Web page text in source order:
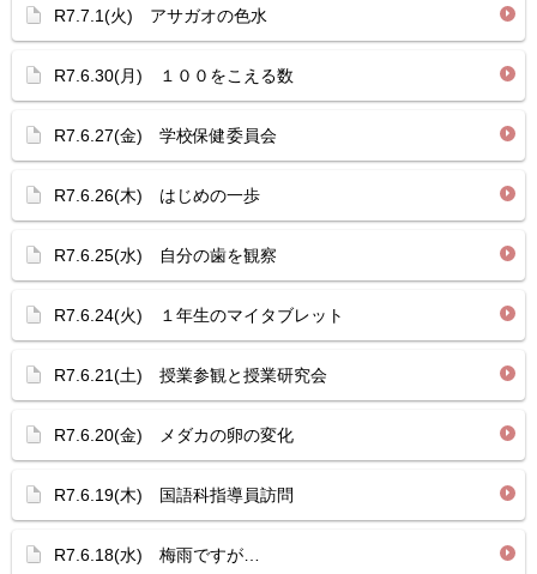
R7.7.1(火) アサガオの色水
R7.6.30(月) １００をこえる数
R7.6.27(金) 学校保健委員会
R7.6.26(木) はじめの一歩
R7.6.25(水) 自分の歯を観察
R7.6.24(火) １年生のマイタブレット
R7.6.21(土) 授業参観と授業研究会
R7.6.20(金) メダカの卵の変化
R7.6.19(木) 国語科指導員訪問
R7.6.18(水) 梅雨ですが…